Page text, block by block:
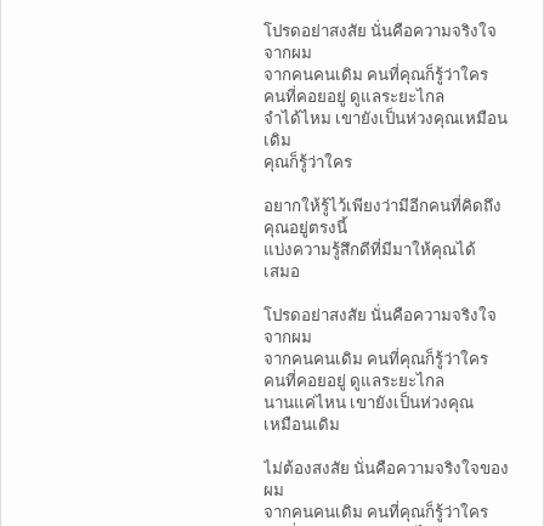
โปรดอย่าสงสัย นั่นคือความจริงใจ
จากผม
จากคนคนเดิม คนที่คุณก็รู้ว่าใคร
คนที่คอยอยู่ ดูแลระยะไกล
จำได้ไหม เขายังเป็นห่วงคุณเหมือน
เดิม
คุณก็รู้ว่าใคร
อยากให้รู้ไว้เพียงว่ามีอีกคนที่คิดถึง
คุณอยู่ตรงนี้
แบ่งความรู้สึกดีที่มีมาให้คุณได้
เสมอ
โปรดอย่าสงสัย นั่นคือความจริงใจ
จากผม
จากคนคนเดิม คนที่คุณก็รู้ว่าใคร
คนที่คอยอยู่ ดูแลระยะไกล
นานแค่ไหน เขายังเป็นห่วงคุณ
เหมือนเดิม
ไม่ต้องสงสัย นั่นคือความจริงใจของ
ผม
จากคนคนเดิม คนที่คุณก็รู้ว่าใคร